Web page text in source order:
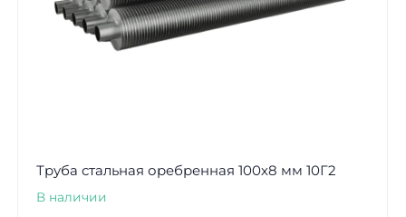
Труба стальная оребренная 100х8 мм 10Г2
В наличии